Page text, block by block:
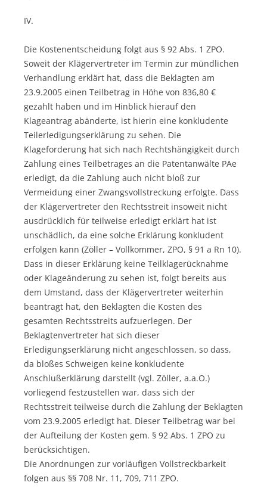
IV.
Die Kostenentscheidung folgt aus § 92 Abs. 1 ZPO.
Soweit der Klägervertreter im Termin zur mündlichen
Verhandlung erklärt hat, dass die Beklagten am
23.9.2005 einen Teilbetrag in Höhe von 836,80 €
gezahlt haben und im Hinblick hierauf den
Klageantrag abänderte, ist hierin eine konkludente
Teilerledigungserklärung zu sehen. Die
Klageforderung hat sich nach Rechtshängigkeit durch
Zahlung eines Teilbetrages an die Patentanwälte PAe
erledigt, da die Zahlung auch nicht bloß zur
Vermeidung einer Zwangsvollstreckung erfolgte. Dass
der Klägervertreter den Rechtsstreit insoweit nicht
ausdrücklich für teilweise erledigt erklärt hat ist
unschädlich, da eine solche Erklärung konkludent
erfolgen kann (Zöller – Vollkommer, ZPO, § 91 a Rn 10).
Dass in dieser Erklärung keine Teilklagerücknahme
oder Klageänderung zu sehen ist, folgt bereits aus
dem Umstand, dass der Klägervertreter weiterhin
beantragt hat, den Beklagten die Kosten des
gesamten Rechtsstreits aufzuerlegen. Der
Beklagtenvertreter hat sich dieser
Erledigungserklärung nicht angeschlossen, so dass,
da bloßes Schweigen keine konkludente
Anschlußerklärung darstellt (vgl. Zöller, a.a.O.)
vorliegend festzustellen war, dass sich der
Rechtsstreit teilweise durch die Zahlung der Beklagten
vom 23.9.2005 erledigt hat. Dieser Teilbetrag war bei
der Aufteilung der Kosten gem. § 92 Abs. 1 ZPO zu
berücksichtigen.
Die Anordnungen zur vorläufigen Vollstreckbarkeit
folgen aus §§ 708 Nr. 11, 709, 711 ZPO.